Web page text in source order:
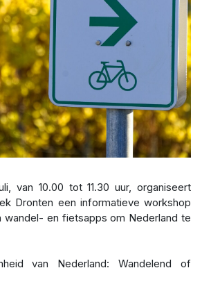
Dronten een informatieve workshop
wandel- en fietsapps om Nederland te
van Nederland: Wandelend of